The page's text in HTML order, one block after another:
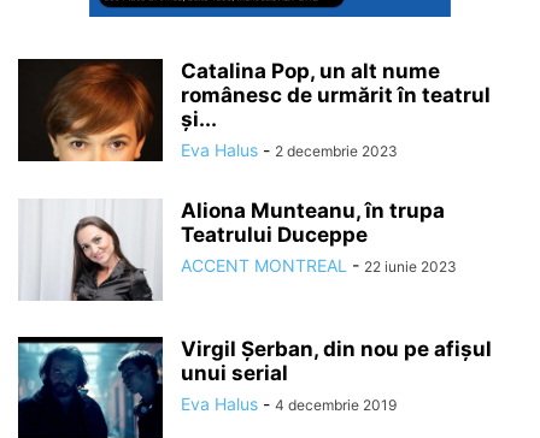
Catalina Pop, un alt nume
românesc de urmărit în teatrul
și...
Eva Halus - 2 decembrie 2023
Aliona Munteanu, în trupa
Teatrului Duceppe
ACCENT MONTREAL - 22 iunie 2023
Virgil Șerban, din nou pe afișul
unui serial
Eva Halus - 4 decembrie 2019